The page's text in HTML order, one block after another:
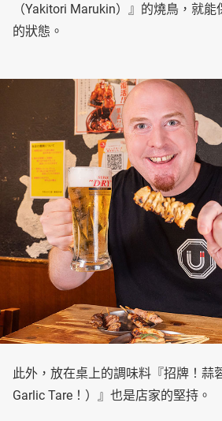
（Yakitori Marukin）』的燒鳥，就
的狀態。
此外，放在桌上的調味料『招牌！蒜
Garlic Tare！）』也是店家的堅持。